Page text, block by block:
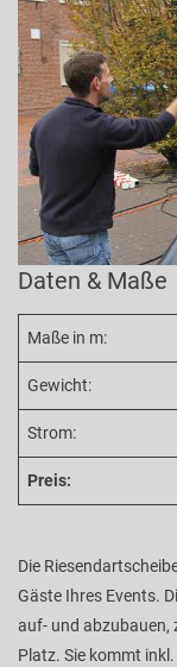
Daten & Maße
Maße in m:
Gewicht:
Strom:
Preis:
Die
Gäste Ihres Events.
auf- und abzubauen,
Platz. Sie kommt